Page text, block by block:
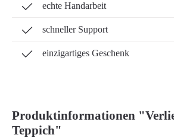
echte Handarbeit
schneller Support
einzigartiges Geschenk
Produktinformationen
Teppich"